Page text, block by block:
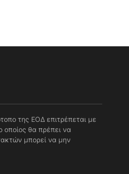
της ΕΟΔ επιτρέπεται με
θα πρέπει να
μπορεί να μην